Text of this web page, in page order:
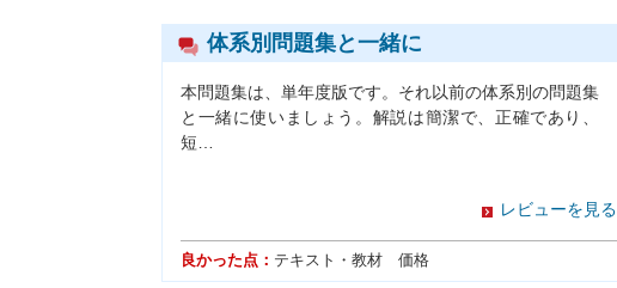
体系別問題集と一緒に
本問題集は、単年度版です。それ以前の体系別の問題集
と一緒に使いましょう。解説は簡潔で、正確であり、
短…
レビューを見る
良かった点： テキスト・教材 価格